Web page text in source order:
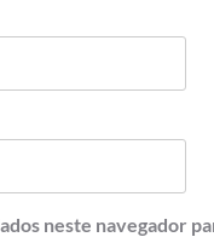
neste navegador